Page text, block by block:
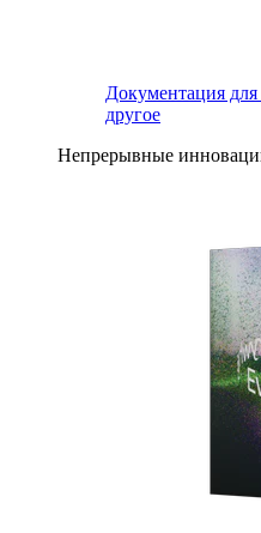
Документация
другое
Непрерывные